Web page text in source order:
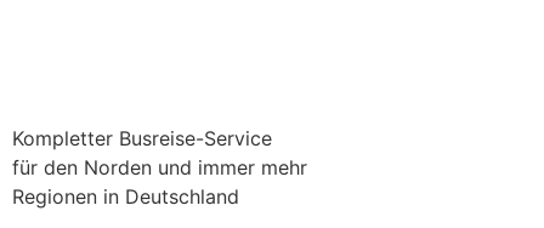
Kompletter Busreise-Service
für den Norden und immer mehr
Regionen in Deutschland